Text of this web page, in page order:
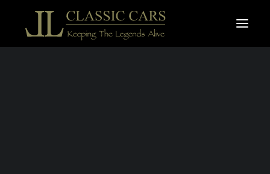
À vendre